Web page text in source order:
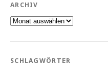
ARCHIV
Archiv
SCHLAGWÖRTER